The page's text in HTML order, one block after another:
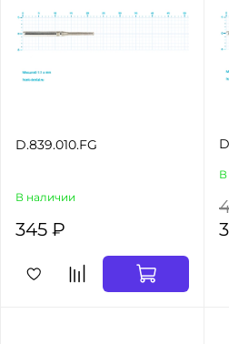
D.839.010.FG
В наличии
345 ₽
В